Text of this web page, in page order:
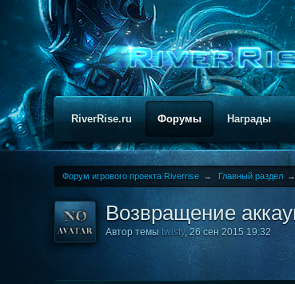
RiverRise.ru Форумы Награды
Форум игрового проекта Riverrise → Главный раздел →
Возвращение
Автор темыtwisty,26 сен 2015 19:32